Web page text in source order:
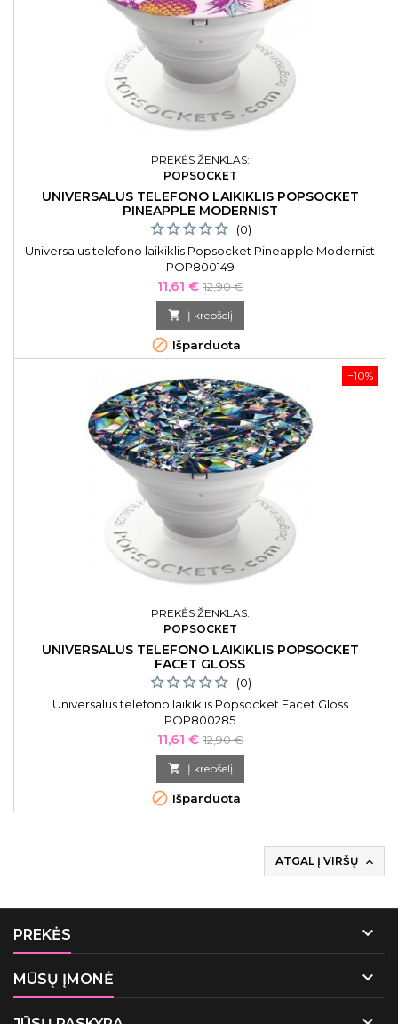
PREKĖS ŽENKLAS:
POPSOCKET
UNIVERSALUS TELEFONO LAIKIKLIS POPSOCKET
PINEAPPLE MODERNIST
(0)
Universalus telefono laikiklis Popsocket Pineapple Modernist
POP800149
Kaina
11,61 € Bazinė
kaina
12,90 €
 Į krepšelį
 Išparduota
−10%
PREKĖS ŽENKLAS:
POPSOCKET
UNIVERSALUS TELEFONO LAIKIKLIS POPSOCKET
FACET GLOSS
(0)
Universalus telefono laikiklis Popsocket Facet Gloss
POP800285
Kaina
11,61 € Bazinė
kaina
12,90 €
 Į krepšelį
 Išparduota
ATGAL Į VIRŠŲ 
PREKĖS 
MŪSŲ ĮMONĖ 